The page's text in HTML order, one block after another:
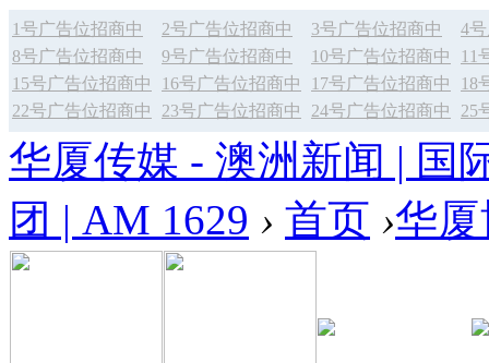
1号广告位招商中 2号广告位招商中 3号广告位招商中
4
8号广告位招商中
9号广告位招商中 10号广告位招商中
11
15号广告位招商中
16号广告位招商中 17号广告位招商中
18
22号广告位招商中
23号广告位招商中 24号广告位招商中 25
华厦传媒 - 澳洲新闻 | 国
团 | AM 1629 › 首页 ›华